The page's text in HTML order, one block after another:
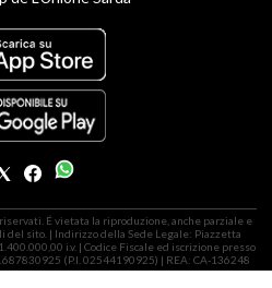
É vietata la riproduzione, anche parziale e
sito. | Indirizzo della Sede Legale: Piazzetta
i.v. | Codice Fiscale ed iscrizione presso
(P.I. 02544190925) | REA: CA-136248